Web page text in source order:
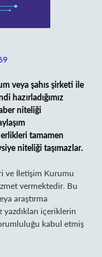
veya şahıs şirketi ile
hazırladığımız
niteliği
tamamen
niteliği taşımazlar.
ve İletişim Kurumu
vermektedir. Bu
araştırma
içeriklerin
kabul etmiş